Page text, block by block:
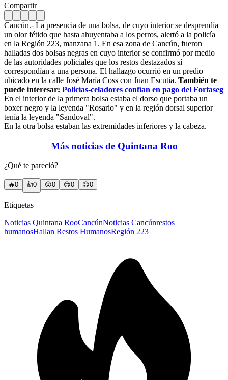
Compartir
Cancún.- La presencia de una bolsa, de cuyo interior se desprendía
un olor fétido que hasta ahuyentaba a los perros, alertó a la policía
en la Región 223, manzana 1. En esa zona de Cancún, fueron
halladas dos bolsas negras en cuyo interior se confirmó por medio
de las autoridades policiales que los restos destazados sí
correspondían a una persona. El hallazgo ocurrió en un predio
ubicado en la calle José María Coss con Juan Escutia. También te
puede interesar: Policías-celadores confían en pago del Fortaseg
En el interior de la primera bolsa estaba el dorso que portaba un
boxer negro y la leyenda "Rosario" y en la región dorsal superior
tenía la leyenda "Sandoval".
En la otra bolsa estaban las extremidades inferiores y la cabeza.
Más noticias de Quintana Roo
¿Qué te pareció?
🔥0 👍0 😲0 😢0 😠0
Etiquetas
Noticias Quintana RooCancúnNoticias Cancúnrestos
humanosHallan Restos HumanosRegión 223